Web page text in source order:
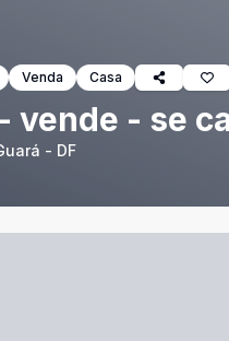
Venda Casa
vende - se
- DF